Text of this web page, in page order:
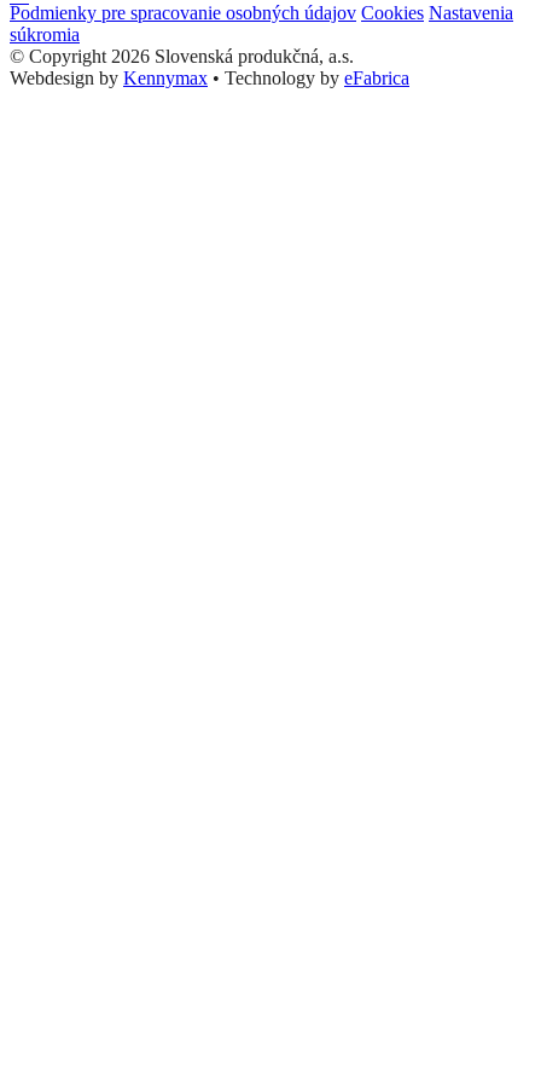
Podmienky pre spracovanie osobných údajov Cookies Nastavenia
súkromia
© Copyright 2026 Slovenská produkčná, a.s.
Webdesign by Kennymax • Technology by eFabrica